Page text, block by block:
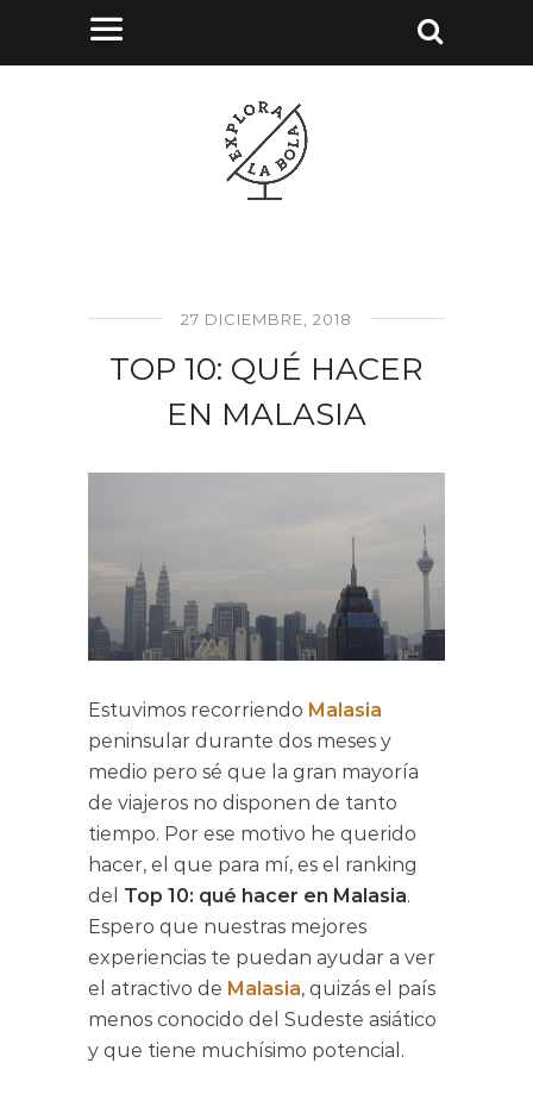
27 DICIEMBRE, 2018
TOP 10: QUÉ HACER
EN MALASIA
Estuvimos recorriendo Malasia
peninsular durante dos meses y
medio pero sé que la gran mayoría
de viajeros no disponen de tanto
tiempo. Por ese motivo he querido
hacer, el que para mí, es el ranking
del Top 10: qué hacer en Malasia.
Espero que nuestras mejores
experiencias te puedan ayudar a ver
el atractivo de Malasia, quizás el país
menos conocido del Sudeste asiático
y que tiene muchísimo potencial.